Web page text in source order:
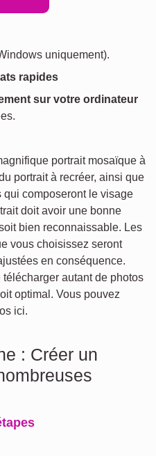
uniquement).
rapides
sur votre ordinateur
portrait mosaïque à
portrait à recréer, ainsi que
composeront le visage
doit avoir une bonne
bien reconnaissable. Les
vous choisissez seront
en conséquence.
autant de photos
optimal. Vous pouvez
ici.
: Créer un